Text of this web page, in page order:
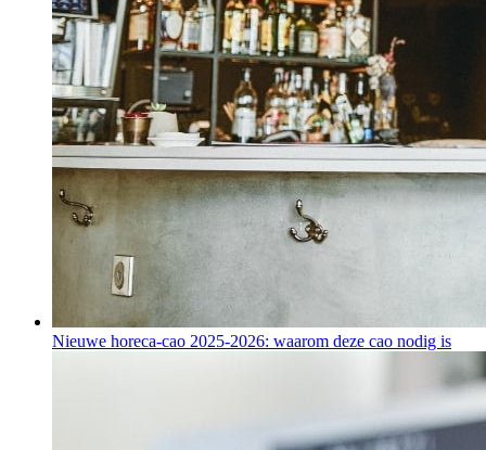
Nieuwe horeca-cao 2025-2026: waarom deze cao nodig is